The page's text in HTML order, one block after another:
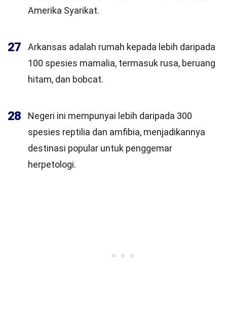
Amerika Syarikat.
27
Arkansas adalah rumah kepada lebih daripada
100 spesies mamalia, termasuk rusa, beruang
hitam, dan bobcat.
28
Negeri ini mempunyai lebih daripada 300
spesies reptilia dan amfibia, menjadikannya
destinasi popular untuk penggemar
herpetologi.